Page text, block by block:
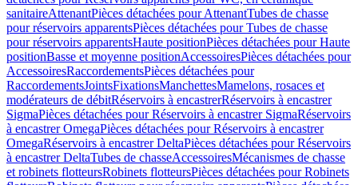
sanitaireAttenantPièces détachées pour AttenantTubes de chasse
pour réservoirs apparentsPièces détachées pour Tubes de chasse
pour réservoirs apparentsHaute positionPièces détachées pour Haute
positionBasse et moyenne positionAccessoiresPièces détachées pour
AccessoiresRaccordementsPièces détachées pour
RaccordementsJointsFixationsManchettesMamelons, rosaces et
modérateurs de débitRéservoirs à encastrerRéservoirs à encastrer
SigmaPièces détachées pour Réservoirs à encastrer SigmaRéservoirs
à encastrer OmegaPièces détachées pour Réservoirs à encastrer
OmegaRéservoirs à encastrer DeltaPièces détachées pour Réservoirs
à encastrer DeltaTubes de chasseAccessoiresMécanismes de chasse
et robinets flotteursRobinets flotteursPièces détachées pour Robinets